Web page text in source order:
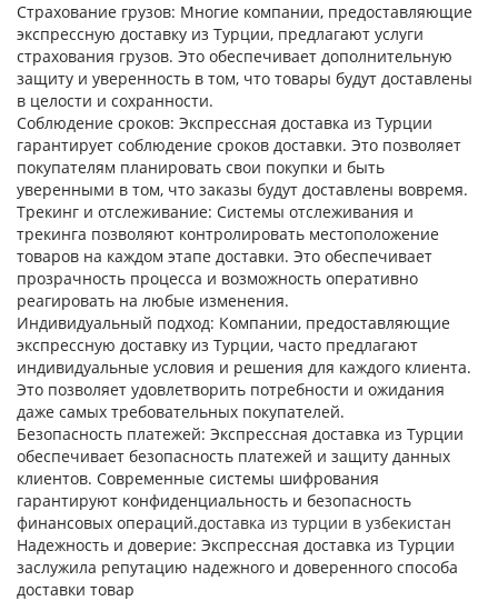
Страхование грузов: Многие компании, предоставляющие
экспрессную доставку из Турции, предлагают услуги
страхования грузов. Это обеспечивает дополнительную
защиту и уверенность в том, что товары будут доставлены
в целости и сохранности.
Соблюдение сроков: Экспрессная доставка из Турции
гарантирует соблюдение сроков доставки. Это позволяет
покупателям планировать свои покупки и быть
уверенными в том, что заказы будут доставлены вовремя.
Трекинг и отслеживание: Системы отслеживания и
трекинга позволяют контролировать местоположение
товаров на каждом этапе доставки. Это обеспечивает
прозрачность процесса и возможность оперативно
реагировать на любые изменения.
Индивидуальный подход: Компании, предоставляющие
экспрессную доставку из Турции, часто предлагают
индивидуальные условия и решения для каждого клиента.
Это позволяет удовлетворить потребности и ожидания
даже самых требовательных покупателей.
Безопасность платежей: Экспрессная доставка из Турции
обеспечивает безопасность платежей и защиту данных
клиентов. Современные системы шифрования
гарантируют конфиденциальность и безопасность
финансовых операций.доставка из турции в узбекистан
Надежность и доверие: Экспрессная доставка из Турции
заслужила репутацию надежного и доверенного способа
доставки товар